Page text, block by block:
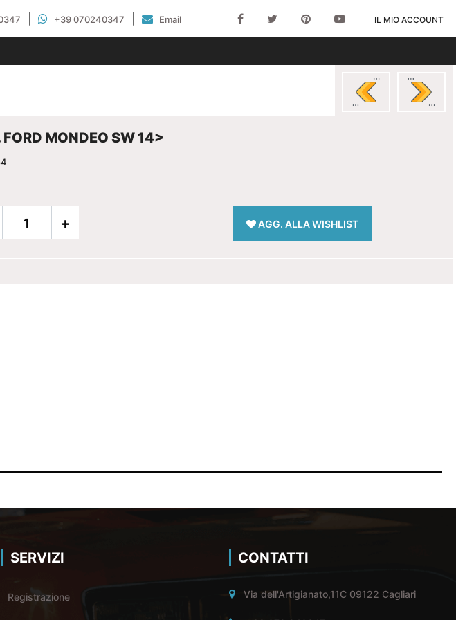
+39 070240347 Email IL MIO ACCOUNT
MONDEO SW 14>
AGG. ALLA WISHLIST
SERVIZI
Registrazione
CONTATTI
Via dell'Artigianato,11C 09122 Cagliari